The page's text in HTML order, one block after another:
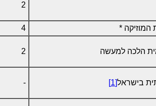
2
המוזיקה * 4
הלכה למעשה 2
בישראל[1]
-